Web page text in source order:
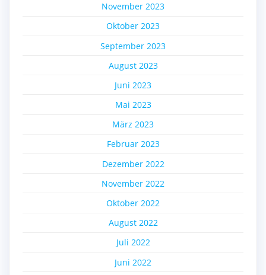
November 2023
Oktober 2023
September 2023
August 2023
Juni 2023
Mai 2023
März 2023
Februar 2023
Dezember 2022
November 2022
Oktober 2022
August 2022
Juli 2022
Juni 2022